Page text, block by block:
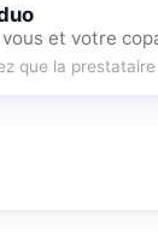
/
et votre
que la